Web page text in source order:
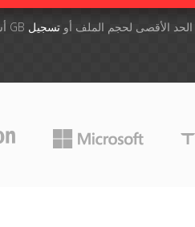
أسقِط الملفات هنا. 1 GB الحد الأقصى لحجم الملف أوتسجيل